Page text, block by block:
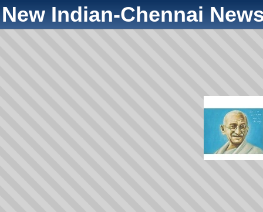
New Indian-Chennai